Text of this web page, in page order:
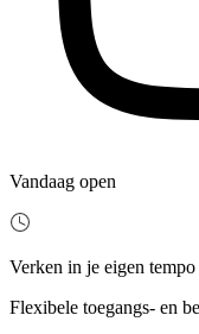
Vandaag open
Verken in je eigen tempo
Flexibele toegangs- en